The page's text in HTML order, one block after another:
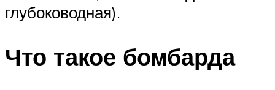
глубоководная).
Что такое бомбарда